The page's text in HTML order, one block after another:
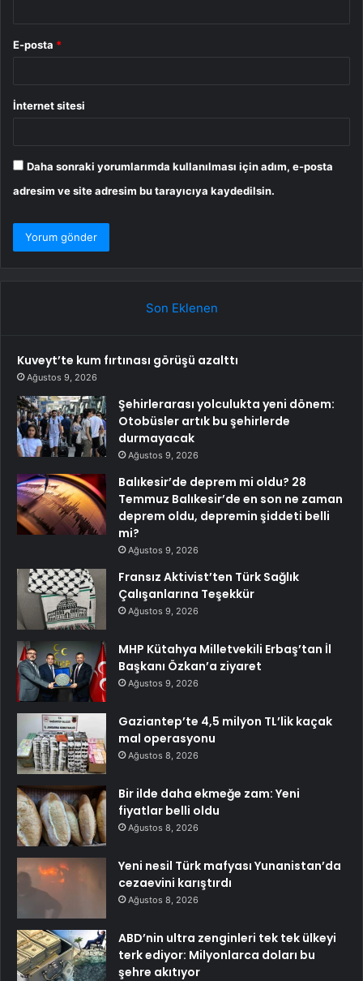
E-posta *
İnternet sitesi
Daha sonraki yorumlarımda kullanılması için adım, e-posta
adresim ve site adresim bu tarayıcıya kaydedilsin.
Son Eklenen
Kuveyt’te kum fırtınası görüşü azalttı
Ağustos 9, 2026
Şehirlerarası yolculukta yeni dönem:
Otobüsler artık bu şehirlerde
durmayacak
Ağustos 9, 2026
Balıkesir’de deprem mi oldu? 28
Temmuz Balıkesir’de en son ne zaman
deprem oldu, depremin şiddeti belli
mi?
Ağustos 9, 2026
Fransız Aktivist’ten Türk Sağlık
Çalışanlarına Teşekkür
Ağustos 9, 2026
MHP Kütahya Milletvekili Erbaş’tan İl
Başkanı Özkan’a ziyaret
Ağustos 9, 2026
Gaziantep’te 4,5 milyon TL’lik kaçak
mal operasyonu
Ağustos 8, 2026
Bir ilde daha ekmeğe zam: Yeni
fiyatlar belli oldu
Ağustos 8, 2026
Yeni nesil Türk mafyası Yunanistan’da
cezaevini karıştırdı
Ağustos 8, 2026
ABD’nin ultra zenginleri tek tek ülkeyi
terk ediyor: Milyonlarca doları bu
şehre akıtıyor